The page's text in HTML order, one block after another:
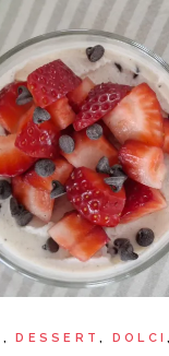
DESSERT
DOLCI